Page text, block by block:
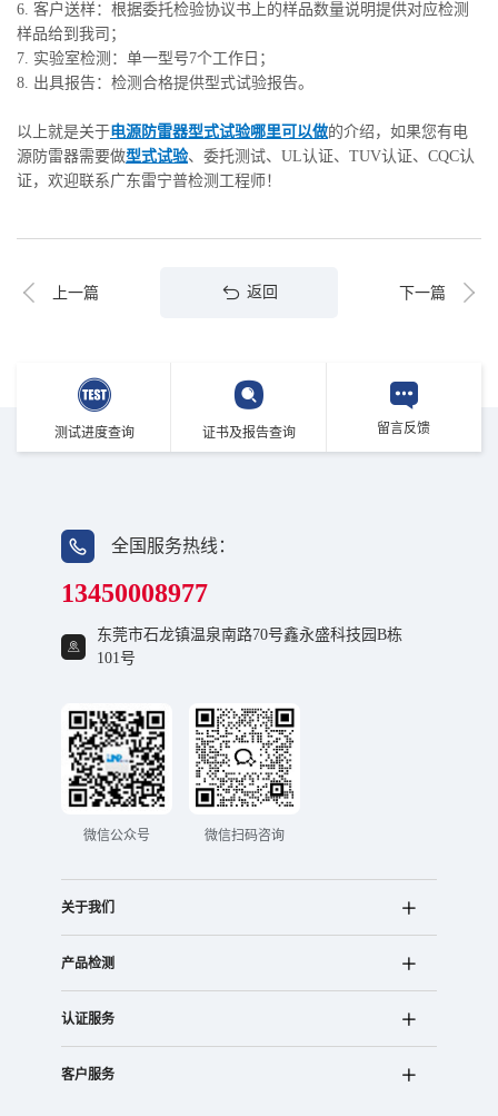
6. 客户送样：根据委托检验协议书上的样品数量说明提供对应检测
样品给到我司；
7. 实验室检测：单一型号7个工作日；
8. 出具报告：检测合格提供型式试验报告。
以上就是关于电源防雷器型式试验哪里可以做的介绍，如果您有电
源防雷器需要做型式试验、委托测试、UL认证、TUV认证、CQC认
证，欢迎联系广东雷宁普检测工程师！
上一篇 返回 下一篇
测试进度查询 证书及报告查询 留言反馈
全国服务热线：
13450008977
东莞市石龙镇温泉南路70号鑫永盛科技园B栋
101号
微信公众号 微信扫码咨询
关于我们
产品检测
认证服务
客户服务